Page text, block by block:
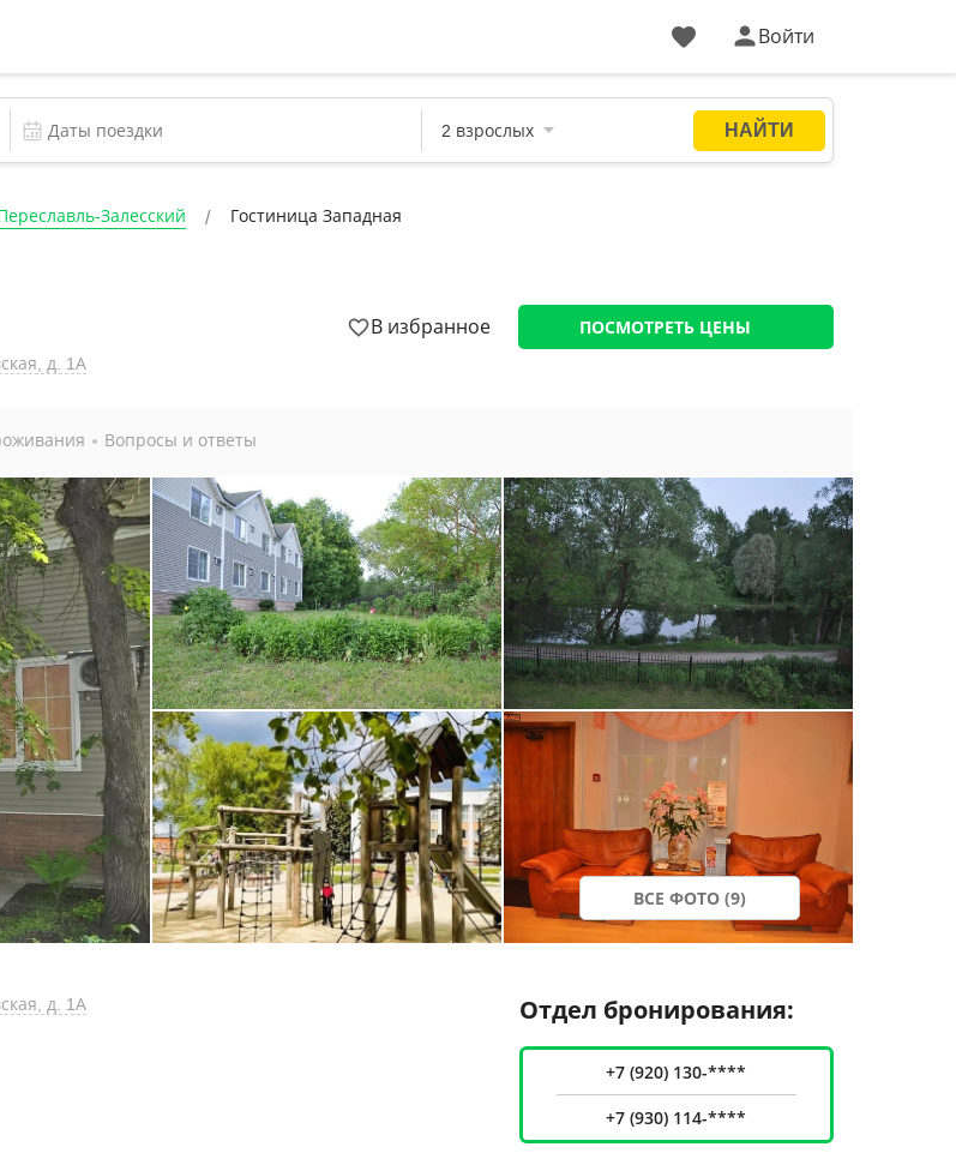
Войти
Залесский Гостиница Западная
д. 1А
В избранное ПОСМОТРЕТЬ ЦЕНЫ
Вопросы и ответы
ВСЕ ФОТО (9)
д. 1А Отдел бронирования:
+7 (920) 130-****
+7 (930) 114-****